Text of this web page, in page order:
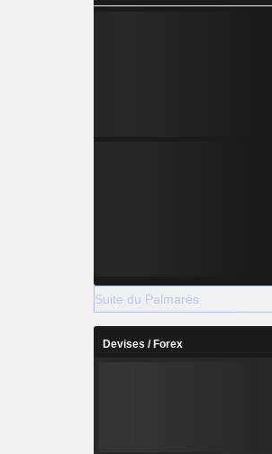
Suite du Palmarès
Devises / Forex